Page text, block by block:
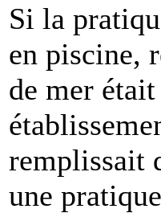
Si la
en piscine,
de mer
remplissait
une